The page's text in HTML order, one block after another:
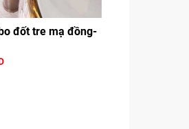
đốt tre mạ đồng-